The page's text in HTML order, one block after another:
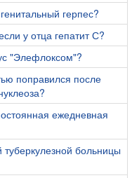
герпес?
у отца гепатит С?
"Элефлоксом"?
поправился после
ежедневная
больницы